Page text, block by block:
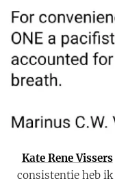
Kate Rene Vissers
consistentie heb ik